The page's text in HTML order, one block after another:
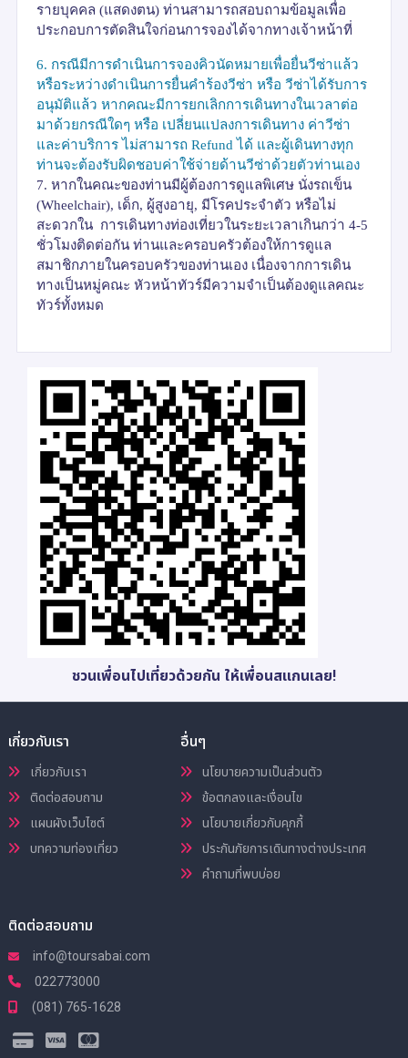
รายบุคคล (แสดงตน) ท่านสามารถสอบถามข้อมูลเพื่อ
ประกอบการตัดสินใจก่อนการจองได้จากทางเจ้าหน้าที่
6. กรณีมีการดำเนินการจองคิวนัดหมายเพื่อยื่นวีซ่าแล้ว
หรือระหว่างดำเนินการยื่นคำร้องวีซ่า หรือ วีซ่าได้รับการ
อนุมัติแล้ว หากคณะมีการยกเลิกการเดินทางในเวลาต่อ
มาด้วยกรณีใดๆ หรือ เปลี่ยนแปลงการเดินทาง ค่าวีซ่า
และค่าบริการ ไม่สามารถ Refundได้ และผู้เดินทางทุก
ท่านจะต้องรับผิดชอบค่าใช้จ่ายด้านวีซ่าด้วยตัวท่านเอง
7. หากในคณะของท่านมีผู้ต้องการดูแลพิเศษ นั่งรถเข็น
(Wheelchair), เด็ก, ผู้สูงอายุ, มีโรคประจำตัว หรือไม่
สะดวกใน การเดินทางท่องเที่ยวในระยะเวลาเกินกว่า 4-5
ชั่วโมงติดต่อกัน ท่านและครอบครัวต้องให้การดูแล
สมาชิกภายในครอบครัวของท่านเอง เนื่องจากการเดิน
ทางเป็นหมู่คณะ หัวหน้าทัวร์มีความจำเป็นต้องดูแลคณะ
ทัวร์ทั้งหมด
ชวนเพื่อนไปเที่ยวด้วยกัน ให้เพื่อนสแกนเลย!
เกี่ยวกับเรา
เกี่ยวกับเรา
ติดต่อสอบถาม
แผนผังเว็บไซต์
บทความท่องเที่ยว
อื่นๆ
นโยบายความเป็นส่วนตัว
ข้อตกลงและเงื่อนไข
นโยบายเกี่ยวกับคุกกี้
ประกันภัยการเดินทางต่างประเทศ
คำถามที่พบบ่อย
ติดต่อสอบถาม
info@toursabai.com
022773000
(081) 765-1628